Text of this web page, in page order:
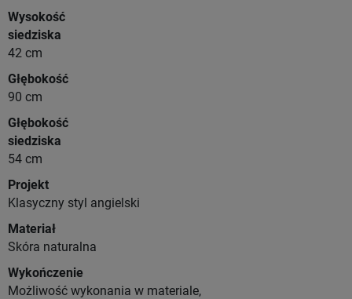
Wysokość
siedziska
42 cm
Głębokość
90 cm
Głębokość
siedziska
54 cm
Projekt
Klasyczny styl angielski
Materiał
Skóra naturalna
Wykończenie
Możliwość wykonania w materiale,